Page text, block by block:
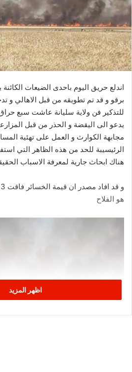
اندلع حريق اليوم باحدى الضيعات
برقو و قد تم تطويقه من قبل الاهالي و
للتذكير فن ولاية سليانة عاشت سبع
يدعو الى اليقضة و الحذر من قبل
مجابهة الكوارث و العمل على تهئية
الرئيسيبة للحد من هذه الظاهر التي
هناك ابحاث جارية لمعرفة الاسباب
هو الفلاح
اظهر المزيد